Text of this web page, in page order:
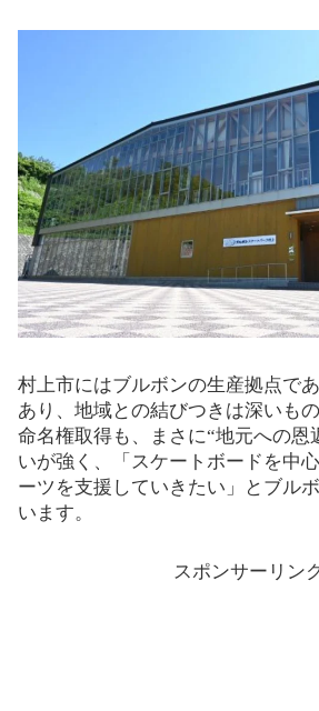
村上市にはブルボンの生産拠点で
あり、地域との結びつきは深いもの
命名権取得も、まさに“地元への恩
いが強く、「スケートボードを中
ーツを支援していきたい」とブル
います。
スポンサーリン